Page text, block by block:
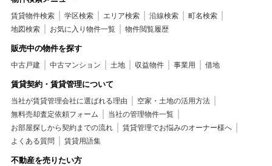
賃貸物件検索 学区検索 エリア検索 沿線検索
町名検索
地図検索
お気に入り物件一覧 物件閲覧履歴
販売中の物件を探す
中古戸建 中古マンション 土地 収益物件 事業用 借地
賃貸契約・賃貸管理について
当社が賃貸管理会社に選ばれる理由
空家・土地の活用方法
無料売却査定依頼フォーム
当社の管理物件一覧
お部屋探しから契約までの流れ
賃貸管理でお悩みのオーナー様へ
よくある質問
賃貸用語集
不動産を売りたい方